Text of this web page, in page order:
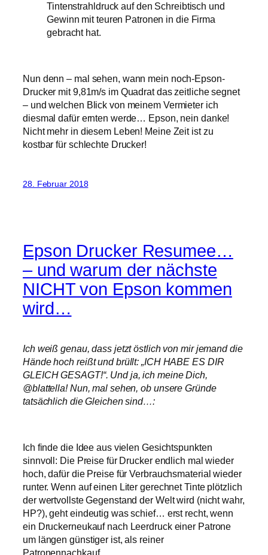
Tintenstrahldruck auf den Schreibtisch und
Gewinn mit teuren Patronen in die Firma
gebracht hat.
Nun denn – mal sehen, wann mein noch-Epson-
Drucker mit 9,81m/s im Quadrat das zeitliche segnet
– und welchen Blick von meinem Vermieter ich
diesmal dafür ernten werde… Epson, nein danke!
Nicht mehr in diesem Leben! Meine Zeit ist zu
kostbar für schlechte Drucker!
28. Februar 2018
Epson Drucker Resumee…
– und warum der nächste
NICHT von Epson kommen
wird…
Ich weiß genau, dass jetzt östlich von mir jemand die
Hände hoch reißt und brüllt: „ICH HABE ES DIR
GLEICH GESAGT!“. Und ja, ich meine Dich,
@blattella! Nun, mal sehen, ob unsere Gründe
tatsächlich die Gleichen sind…:
Ich finde die Idee aus vielen Gesichtspunkten
sinnvoll: Die Preise für Drucker endlich mal wieder
hoch, dafür die Preise für Verbrauchsmaterial wieder
runter. Wenn auf einen Liter gerechnet Tinte plötzlich
der wertvollste Gegenstand der Welt wird (nicht wahr,
HP?), geht eindeutig was schief… erst recht, wenn
ein Druckerneukauf nach Leerdruck einer Patrone
um längen günstiger ist, als reiner
Patronennachkauf…